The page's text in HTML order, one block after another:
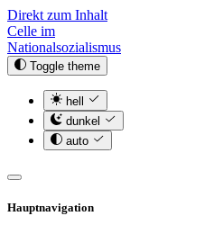
Direkt zum Inhalt
Celle im
Nationalsozialismus
Toggle theme
hell
dunkel
auto
Hauptnavigation